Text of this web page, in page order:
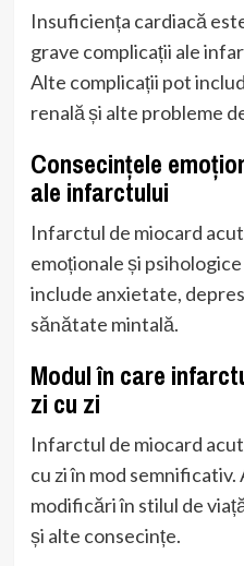
Insuficiența cardiacă
grave complicații ale
Alte complicații pot
renală și alte probleme
Consecințele
ale infarctului
Infarctul de miocard
emoționale și
include anxietate,
sănătate mintală.
Modul în care
zi cu zi
Infarctul de miocard
cu zi în mod
modificări în stilul de
și alte consecințe.